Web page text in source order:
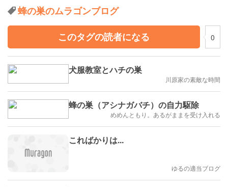
蜂の巣のムラゴンブログ
このタグの読者になる
0
犬服教室とハチの巣
川原家の素敵な時間
蜂の巣（アシナガバチ）の自力駆除
めめんともり。あるがままを受け入れる
こればかりは...
ゆるの適当ブログ